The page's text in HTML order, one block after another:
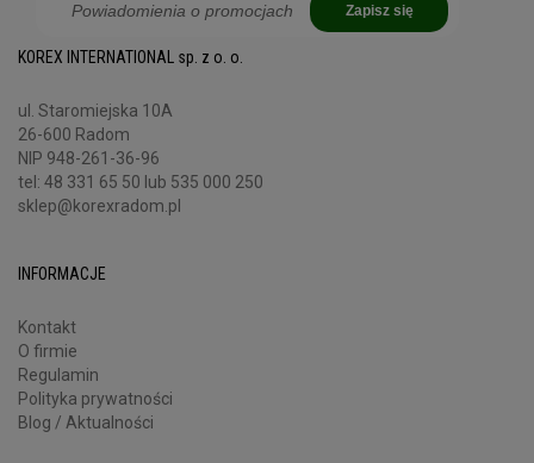
Zapisz się
KOREX INTERNATIONAL sp. z o. o.
ul. Staromiejska 10A
26-600 Radom
NIP 948-261-36-96
tel: 48 331 65 50 lub 535 000 250
sklep@korexradom.pl
INFORMACJE
Kontakt
O firmie
Regulamin
Polityka prywatności
Blog / Aktualności